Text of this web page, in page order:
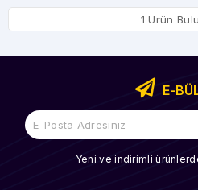
1 Ürün
E-
Yeni ve indirimli